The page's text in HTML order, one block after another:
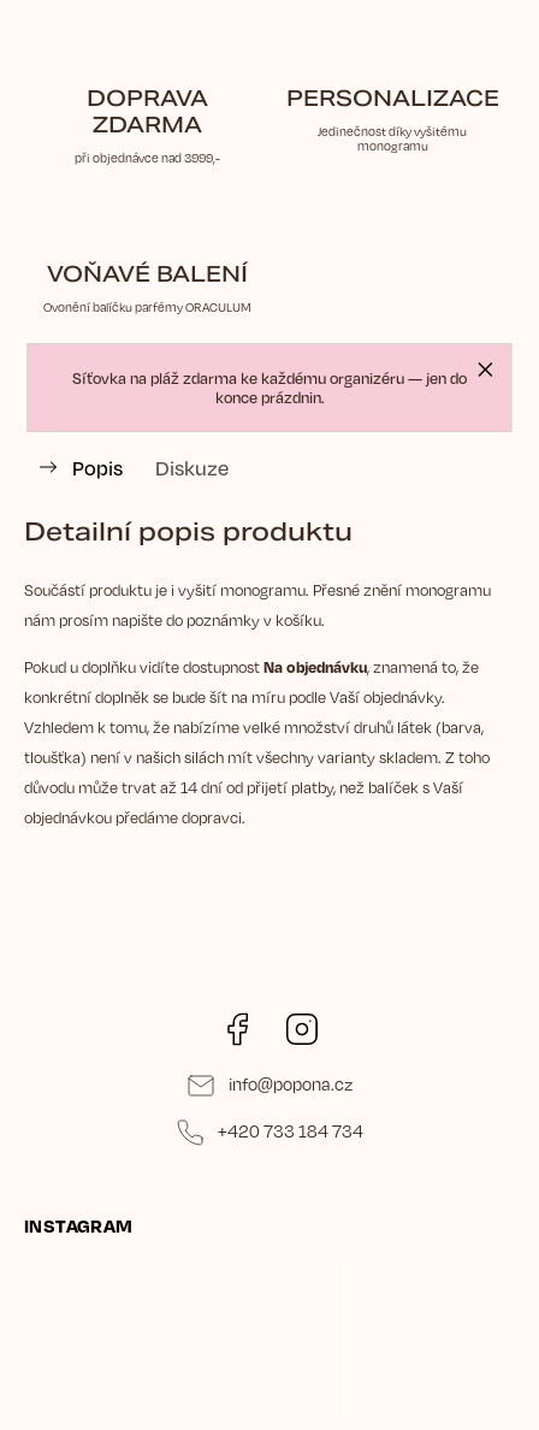
Síťovka na pláž zdarma ke každému organizéru — jen do
konce prázdnin.
DOPRAVA
ZDARMA
při objednávce nad 3999,-
PERSONALIZACE
Jedinečnost díky vyšitému
monogramu
VOŇAVÉ BALENÍ
Ovonění balíčku parfémy ORACULUM
Popis Diskuze
Detailní popis produktu
Součástí produktu je i vyšití monogramu. Přesné znění monogramu
nám prosím napište do poznámky v košíku.
Pokud u doplňku vidíte dostupnostNa objednávku, znamená to, že
konkrétní doplněk se bude šít na míru podle Vaší objednávky.
Vzhledem k tomu, že nabízíme velké množství druhů látek (barva,
tloušťka) není v našich silách mít všechny varianty skladem. Z toho
důvodu může trvat až 14 dní od přijetí platby, než balíček s Vaší
objednávkou předáme dopravci.
Facebook
info@popona.cz
+420 733 184 734
INSTAGRAM